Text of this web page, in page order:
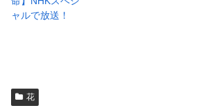
ャルで放送！
花